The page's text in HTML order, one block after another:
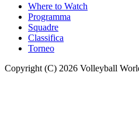
Where to Watch
Programma
Squadre
Classifica
Torneo
Copyright (C) 2026 Volleyball